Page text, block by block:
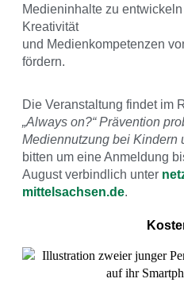
Medieninhalte zu
Kreativität
und Medienkompetenzen
fördern.
Die Veranstaltung findet im
„Always on?“ Prävention
Mediennutzung bei Kindern
bitten um eine Anmeldung
August verbindlich unter
mittelsachsen.de.